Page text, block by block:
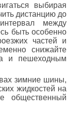
выбирая
дистанцию до
между
быть особенно
частей и
снижайте
и пешеходным
зимние шины,
жидкостей на
общественный